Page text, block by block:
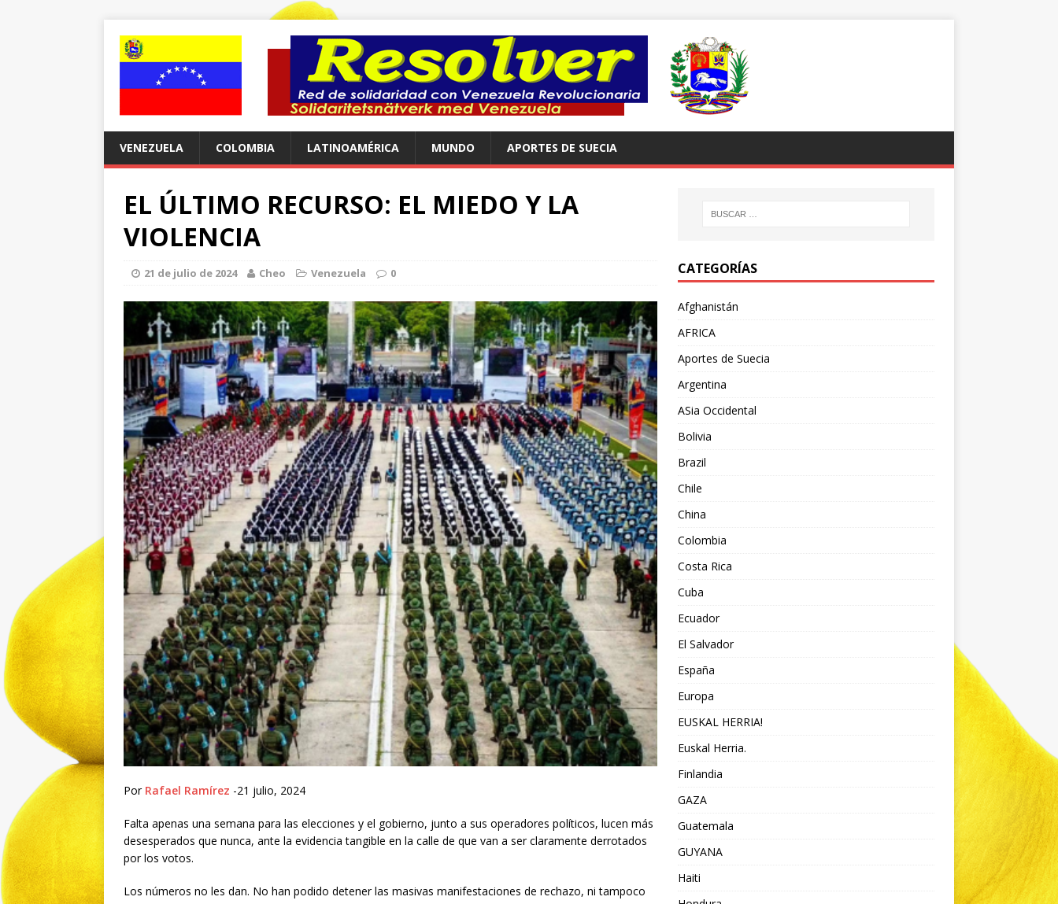
VENEZUELA COLOMBIA LATINOAMÉRICA MUNDO APORTES DE SUECIA
EL ÚLTIMO RECURSO: EL MIEDO Y LA
VIOLENCIA
21 de julio de 2024 Cheo Venezuela 0
Por Rafael Ramírez -21 julio, 2024
Falta apenas una semana para las elecciones y el gobierno, junto a sus operadores políticos, lucen más
desesperados que nunca, ante la evidencia tangible en la calle de que van a ser claramente derrotados
por los votos.
Los números no les dan. No han podido detener las masivas manifestaciones de rechazo, ni tampoco
CATEGORÍAS
Afghanistán
AFRICA
Aportes de Suecia
Argentina
ASia Occidental
Bolivia
Brazil
Chile
China
Colombia
Costa Rica
Cuba
Ecuador
El Salvador
España
Europa
EUSKAL HERRIA!
Euskal Herria.
Finlandia
GAZA
Guatemala
GUYANA
Haiti